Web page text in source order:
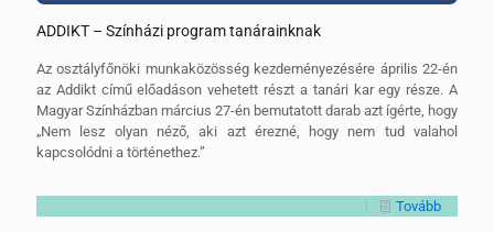
ADDIKT – Színházi program tanárainknak
Az osztályfőnöki munkaközösség kezdeményezésére április 22-én
az Addikt című előadáson vehetett részt a tanári kar egy része. A
Magyar Színházban március 27-én bemutatott darab azt ígérte, hogy
„Nem lesz olyan néző, aki azt érezné, hogy nem tud valahol
kapcsolódni a történethez.”
Tovább